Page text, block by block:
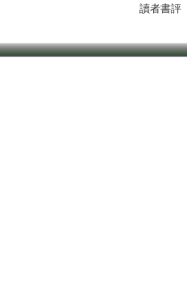
讀者書評